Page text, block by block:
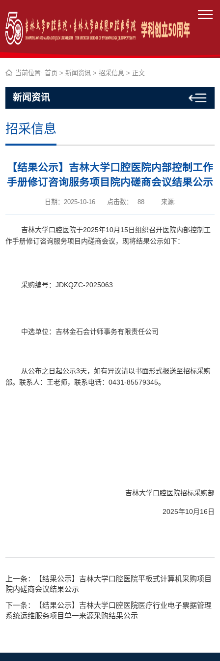
当前位置:首页 >新闻资讯 >招采信息 > 正文
新闻资讯
招采信息
【结果公示】吉林大学口腔医院内部控制工作
手册修订咨询服务项目院内磋商会议结果公示
日期：2025-10-16 点击数： 88 来源:
吉林大学口腔医院于2025年10月 15日组织召开医院内部控制工
作手册修订咨询服务项目内磋商会议，现将结果公示如下：
采购编号：JDKQZC-2025063
中选单位：吉林金石会计师事务有限责任公司
从公布之日起公示3天，如有异议请以书面形式报送至招标采购
部。联系人： 王老师，联系电话：0431-85579345。
吉林大学口腔医院招标采购部
2025年10月 16 日
上一条：【结果公示】吉林大学口腔医院平板式计算机采购项目
院内磋商会议结果公示
下一条：【结果公示】吉林大学口腔医院医疗行业电子票据管理
系统运维服务项目单一来源采购结果公示